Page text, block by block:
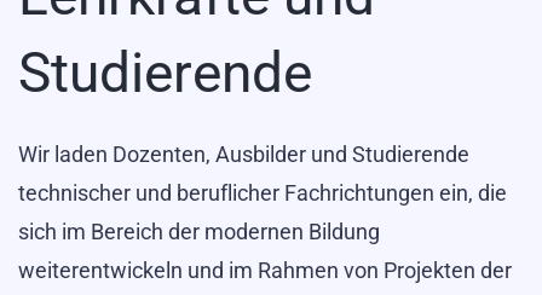
Studierende
Wir laden Dozenten, Ausbilder und Studierende
technischer und beruflicher Fachrichtungen ein, die
sich im Bereich der modernen Bildung
weiterentwickeln und im Rahmen von Projekten der